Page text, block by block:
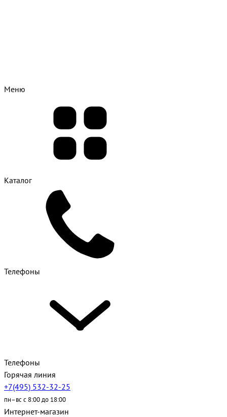
Меню
Каталог
Телефоны
Телефоны
Горячая линия
+7(495) 532-32-25
пн–вс с 8:00 до 18:00
Интернет-магазин